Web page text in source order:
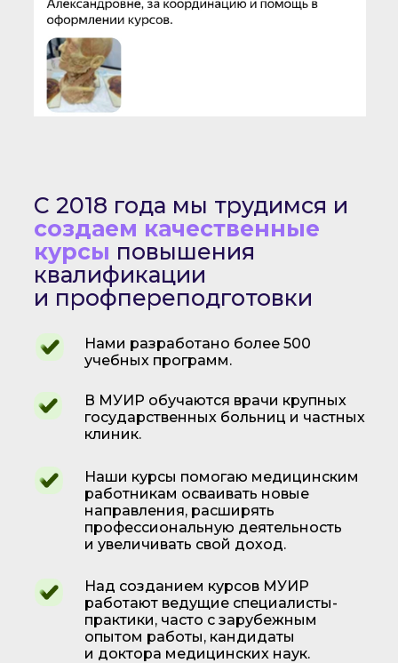
С 2018 года мы трудимся и
создаем качественные
курсы повышения
квалификации
и профпереподготовки
Нами разработано более 500
учебных программ.
В МУИР обучаются врачи крупных
государственных больниц и частных
клиник.
Наши курсы помогаю медицинским
работникам осваивать новые
направления, расширять
профессиональную деятельность
и увеличивать свой доход.
Над созданием курсов МУИР
работают ведущие специалисты-
практики, часто с зарубежным
опытом работы, кандидаты
и доктора медицинских наук.